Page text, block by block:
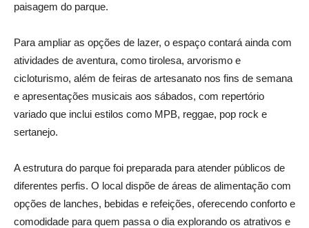
paisagem do parque.
Para ampliar as opções de lazer, o espaço contará ainda com
atividades de aventura, como tirolesa, arvorismo e
cicloturismo, além de feiras de artesanato nos fins de semana
e apresentações musicais aos sábados, com repertório
variado que inclui estilos como MPB, reggae, pop rock e
sertanejo.
A estrutura do parque foi preparada para atender públicos de
diferentes perfis. O local dispõe de áreas de alimentação com
opções de lanches, bebidas e refeições, oferecendo conforto e
comodidade para quem passa o dia explorando os atrativos e